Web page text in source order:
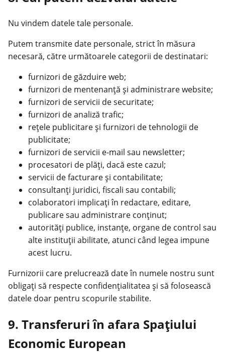
Nu vindem datele tale personale.
Putem transmite date personale, strict în măsura
necesară, către următoarele categorii de destinatari:
furnizori de găzduire web;
furnizori de mentenanță și administrare website;
furnizori de servicii de securitate;
furnizori de analiză trafic;
rețele publicitare și furnizori de tehnologii de
publicitate;
furnizori de servicii e-mail sau newsletter;
procesatori de plăți, dacă este cazul;
servicii de facturare și contabilitate;
consultanți juridici, fiscali sau contabili;
colaboratori implicați în redactare, editare,
publicare sau administrare conținut;
autorități publice, instanțe, organe de control sau
alte instituții abilitate, atunci când legea impune
acest lucru.
Furnizorii care prelucrează date în numele nostru sunt
obligați să respecte confidențialitatea și să folosească
datele doar pentru scopurile stabilite.
9. Transferuri în afara Spațiului
Economic European